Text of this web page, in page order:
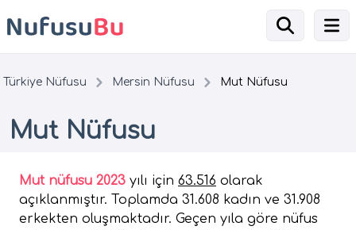
Türkiye Nüfusu Mersin Nüfusu Mut Nüfusu
Mut Nüfusu
Mut nüfusu 2023 yılı için 63.516 olarak
açıklanmıştır. Toplamda 31.608 kadın ve 31.908
erkekten oluşmaktadır. Geçen yıla göre nüfus